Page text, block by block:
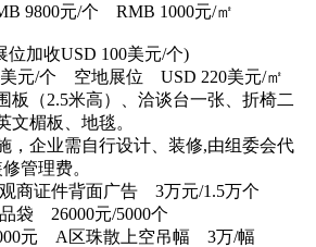
9800元/个 RMB 1000元/㎡
位加收USD 100美元/个)
元/个 空地展位 USD 220美元/㎡
板（2.5米高）、洽谈台一张、折椅二
文楣板、地毯。
，企业需自行设计、装修,由组委会代
管理费。
证件背面广告 3万元/1.5万个
26000元/5000个
元 A区珠散上空吊幅 3万/幅